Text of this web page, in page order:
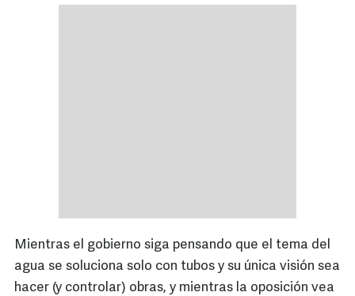
Mientras el gobierno siga pensando que el tema del
agua se soluciona solo con tubos y su única visión sea
hacer (y controlar) obras, y mientras la oposición vea